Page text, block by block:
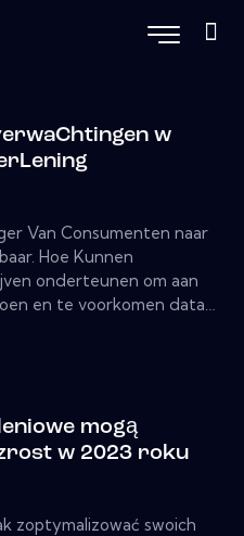
w
Van Consumenten naar
Hoe Kunnen
onderteunen om aan
en te voorkomen data…
mogą
w 2023 roku
zoptymalizować swoich